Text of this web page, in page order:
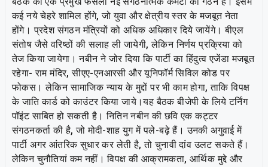
कई नये चेहरे शामिल होंगे, जो युवा और क्षेत्रीय स्तर के मजबूत नेता
होंगे। प्रदेश संगठन मंत्रियों को अधिक अधिकार दिये जायेंगे। बीएल
संतोष जैसे वरिष्ठों की सलाह ली जायेगी, लेकिन निर्णय प्रक्रिया को
तेज किया जायेगा। नबीन ने जोर दिया कि पार्टी का हिंदुत्व एजेंडा मजबूत
रहेगा- राम मंदिर, सीएए-एनआरसी और यूनिफॉर्म सिविल कोड पर
फोकस। लेकिन सामाजिक न्याय के मुद्दों पर भी काम होगा, ताकि विपक्ष
के जाति कार्ड को काउंटर किया जाये।यह बैठक बीजेपी के लिये टर्निंग
पॉइंट साबित हो सकती है। नितिन नबीन की छवि एक कट्टर
संगठनकर्ता की है, जो मोदी-शाह युग में पले-बढ़े हैं। उनकी अगुवाई में
पार्टी अगर आंतरिक सुधार कर लेती है, तो चुनावी दांव उलट सकते हैं।
लेकिन चुनौतियां कम नहीं। विपक्ष की आक्रामकता, आर्थिक मुद्दे और